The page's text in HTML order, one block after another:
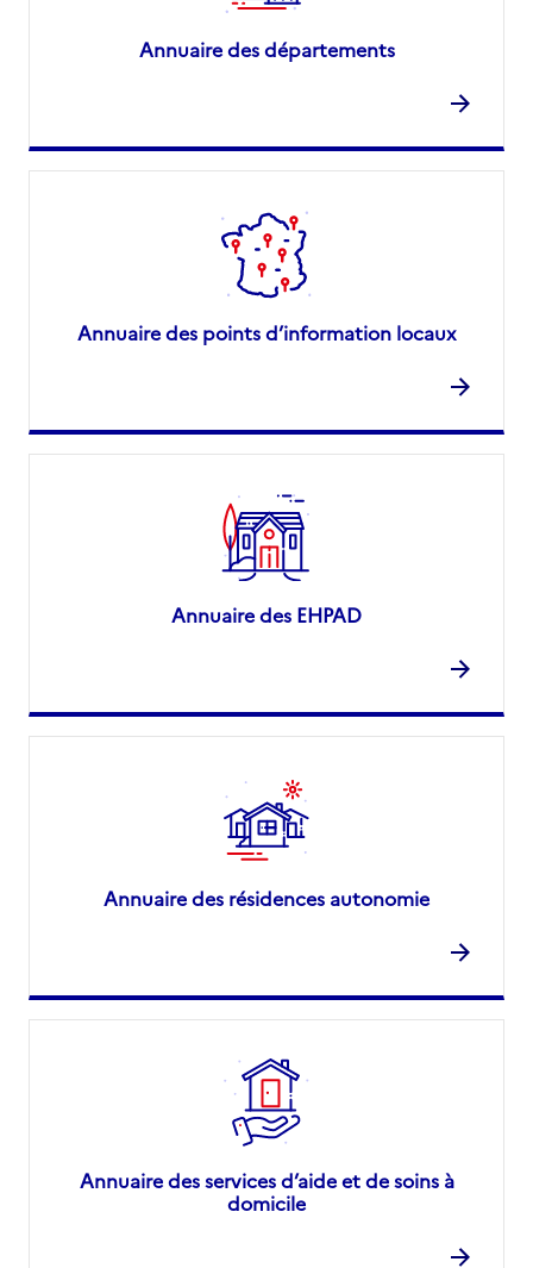
Annuaire des départements
Annuaire des points d’information locaux
Annuaire des EHPAD
Annuaire des résidences autonomie
Annuaire des services d’aide et de soins à
domicile